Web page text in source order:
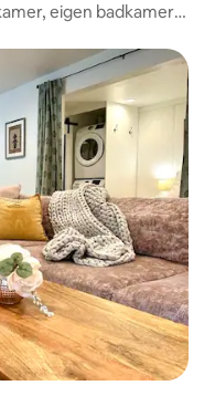
eigen badkamer,